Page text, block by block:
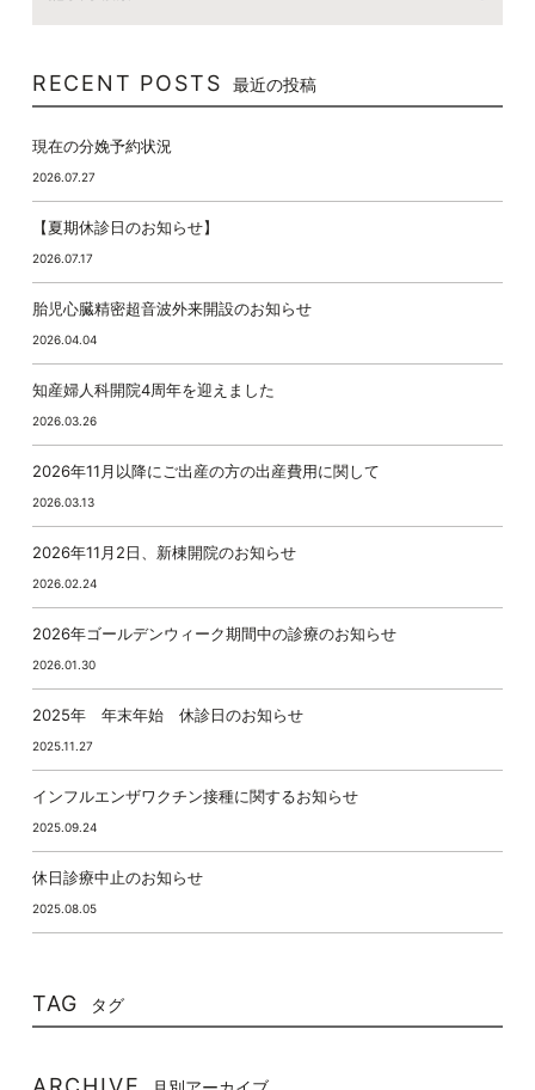
RECENT POSTS 最近の投稿
現在の分娩予約状況
2026.07.27
【夏期休診日のお知らせ】
2026.07.17
胎児心臓精密超音波外来開設のお知らせ
2026.04.04
知産婦人科開院4周年を迎えました
2026.03.26
2026年11月以降にご出産の方の出産費用に関して
2026.03.13
2026年11月2日、新棟開院のお知らせ
2026.02.24
2026年ゴールデンウィーク期間中の診療のお知らせ
2026.01.30
2025年 年末年始 休診日のお知らせ
2025.11.27
インフルエンザワクチン接種に関するお知らせ
2025.09.24
休日診療中止のお知らせ
2025.08.05
TAG タグ